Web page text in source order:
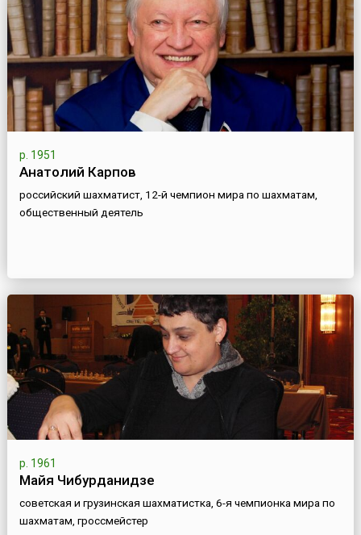
р. 1951
Анатолий Карпов
российский шахматист, 12-й чемпион мира по шахматам,
общественный деятель
р. 1961
Майя Чибурданидзе
советская и грузинская шахматистка, 6-я чемпионка мира по
шахматам, гроссмейстер